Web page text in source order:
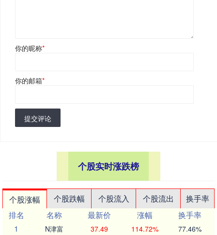
你的昵称*
你的邮箱*
提交评论
个股实时涨跌榜
个股涨幅 个股跌幅 个股流入 个股流出
换手率
排名
名称 最新价 涨幅
换手率
1
N津富 37.49 114.72% 77.46%